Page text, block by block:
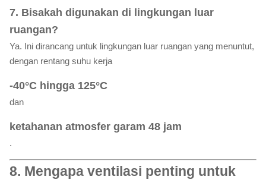
7. Bisakah digunakan di lingkungan luar
ruangan?
Ya. Ini dirancang untuk lingkungan luar ruangan yang menuntut,
dengan rentang suhu kerja
-40°C hingga 125°C
dan
ketahanan atmosfer garam 48 jam
.
8. Mengapa ventilasi penting untuk